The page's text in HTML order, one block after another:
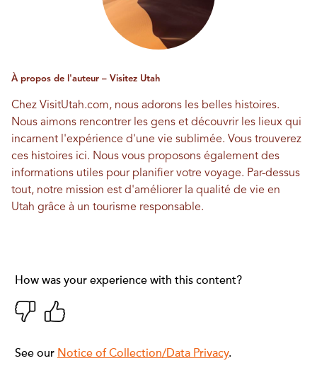
À propos de l'auteur – Visitez Utah
Chez VisitUtah.com, nous adorons les belles histoires.
Nous aimons rencontrer les gens et découvrir les lieux qui
incarnent l'expérience d'une vie sublimée. Vous trouverez
ces histoires ici. Nous vous proposons également des
informations utiles pour planifier votre voyage. Par-dessus
tout, notre mission est d'améliorer la qualité de vie en
Utah grâce à un tourisme responsable.